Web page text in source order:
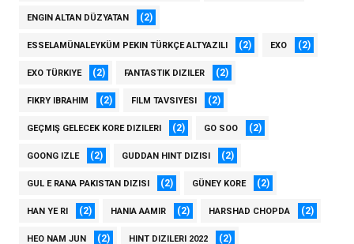
ENGIN ALTAN DÜZYATAN (2)
ESSELAMÜNALEYKÜM PEKIN TÜRKÇE ALTYAZILI (2) EXO (2)
EXO TÜRKIYE (2) FANTASTIK DIZILER (2)
FIKRY IBRAHIM (2) FILM TAVSIYESI (2)
GEÇMIŞ GELECEK KORE DIZILERI (2) GO SOO (2)
GOONG IZLE (2) GUDDAN HINT DIZISI (2)
GUL E RANA PAKISTAN DIZISI (2) GÜNEY KORE (2)
HAN YE RI (2) HANIA AAMIR (2) HARSHAD CHOPDA (2)
HEO NAM JUN (2) HINT DIZILERI 2022 (2)